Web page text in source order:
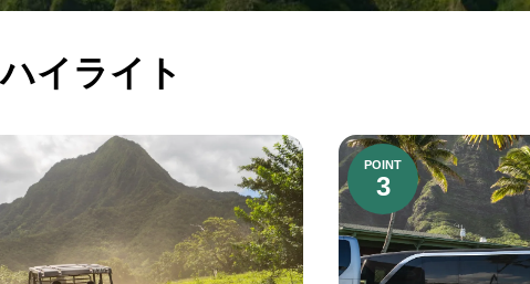
ハイライト
POINT
3